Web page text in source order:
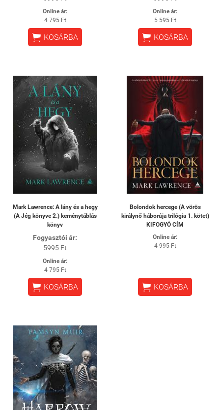
Online ár:
4 795 Ft
 KOSÁRBA
Online ár:
5 595 Ft
 KOSÁRBA
Mark Lawrence: A lány és a hegy
(A Jég könyve 2.) keménytáblás
könyv
Fogyasztói ár:
5995 Ft
Online ár:
4 795 Ft
 KOSÁRBA
Bolondok hercege (A vörös
királynő háborúja trilógia 1. kötet)
KIFOGYÓ CÍM
Online ár:
4 995 Ft
 KOSÁRBA